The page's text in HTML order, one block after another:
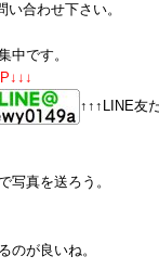
合わせ下さい。
中です。
↑↑↑LINE友
写真を送ろう。
のが良いね。